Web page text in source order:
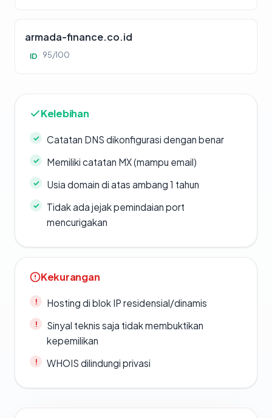
armada-finance.co.id
ID 95/100
Kelebihan
Catatan DNS dikonfigurasi dengan benar
Memiliki catatan MX (mampu email)
Usia domain di atas ambang 1 tahun
Tidak ada jejak pemindaian port
mencurigakan
Kekurangan
Hosting di blok IP residensial/dinamis
Sinyal teknis saja tidak membuktikan
kepemilikan
WHOIS dilindungi privasi